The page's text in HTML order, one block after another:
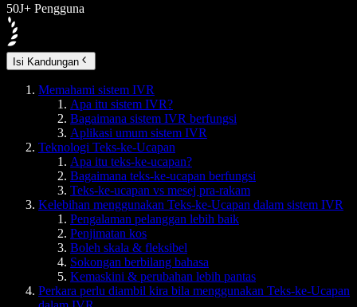
50J+ Pengguna
Isi Kandungan
Memahami sistem IVR
Apa itu sistem IVR?
Bagaimana sistem IVR berfungsi
Aplikasi umum sistem IVR
Teknologi Teks-ke-Ucapan
Apa itu teks-ke-ucapan?
Bagaimana teks-ke-ucapan berfungsi
Teks-ke-ucapan vs mesej pra-rakam
Kelebihan menggunakan Teks-ke-Ucapan dalam sistem IVR
Pengalaman pelanggan lebih baik
Penjimatan kos
Boleh skala & fleksibel
Sokongan berbilang bahasa
Kemaskini & perubahan lebih pantas
Perkara perlu diambil kira bila menggunakan Teks-ke-Ucapan